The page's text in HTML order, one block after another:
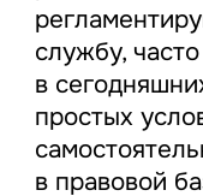
службу,
в
простых
в правовой